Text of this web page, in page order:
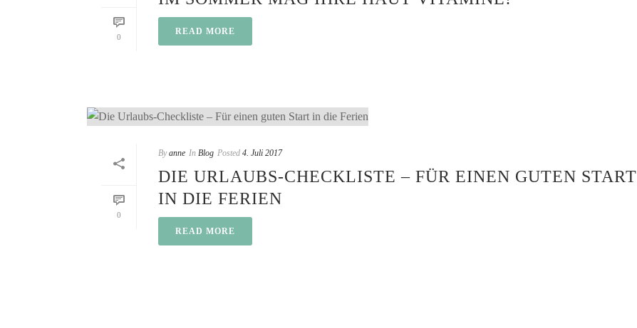
0
READ MORE
0
By anne In Blog Posted 4. Juli 2017
DIE URLAUBS-CHECKLISTE – FÜR EINEN GUTEN START
IN DIE FERIEN
READ MORE